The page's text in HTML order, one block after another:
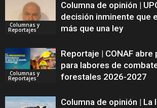
Columnas y
Reportajes
Columna de opinión |
decisión inminente que
más que una ley
Columnas y
Reportajes
Reportaje | CONAF
para labores de
forestales 2026-2027
Columna de opinión | La